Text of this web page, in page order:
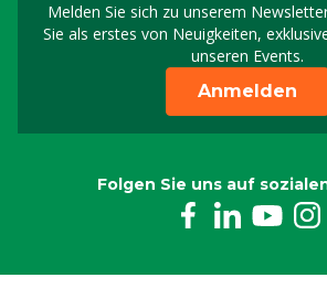
Melden Sie sich zu unserem
Sie als erstes von Neuigkeiten,
unseren Events.
Anmelden
Folgen Sie uns auf